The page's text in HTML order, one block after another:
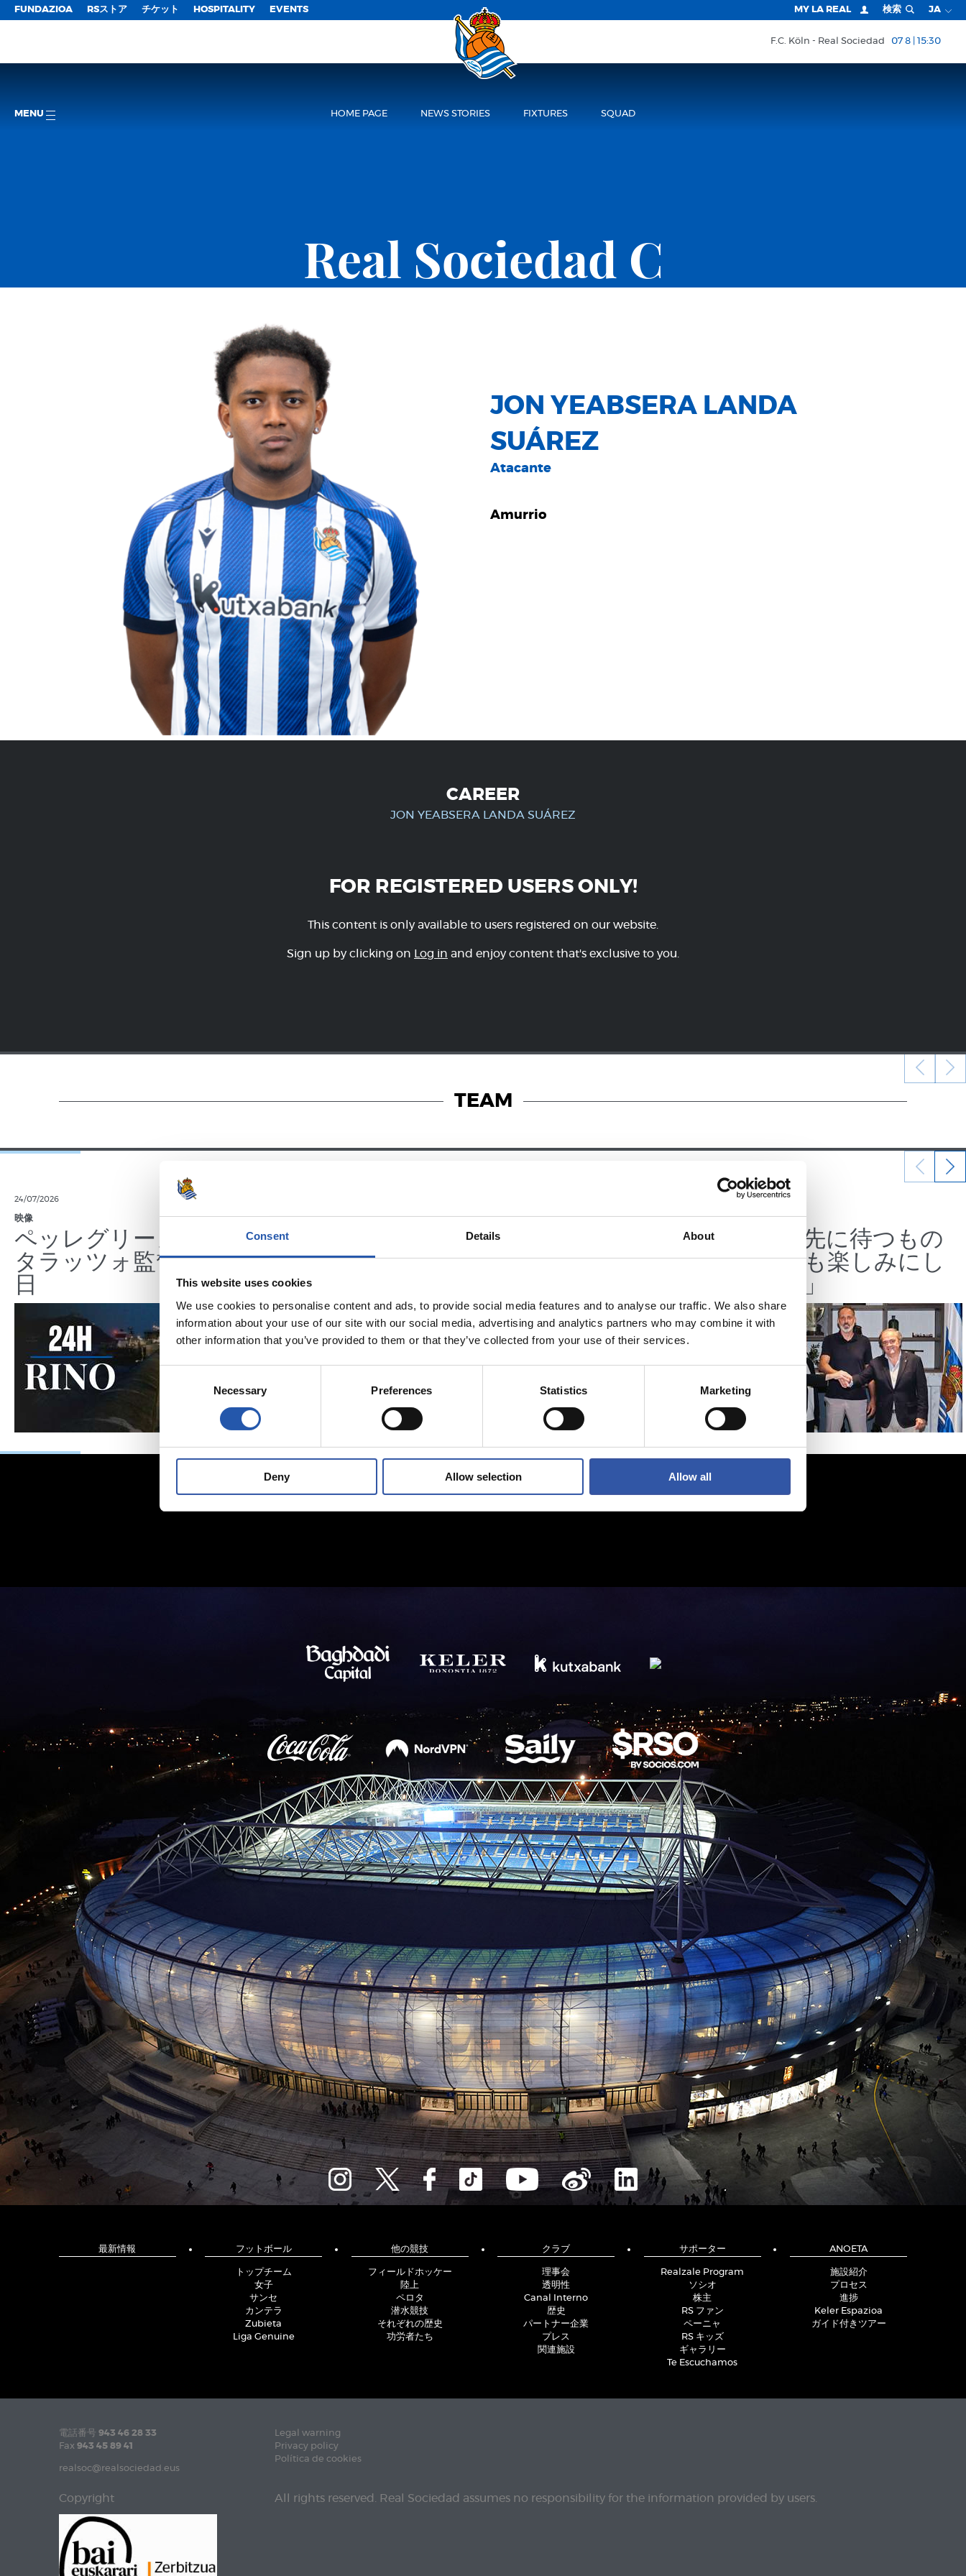
Consent Details About
This website uses cookies
We use cookies to personalise content and ads, to provide social media features and to analyse our traffic. We also share
information about your use of our site with our social media, advertising and analytics partners who may combine it with
other information that you’ve provided to them or that they’ve collected from your use of their services.
Necessary Preferences Statistics Marketing
Deny Allow selection Allow all
FUNDAZIOA RSストア チケット HOSPITALITY EVENTS MY LA REAL 検索 JA
F.C. Köln Real Sociedad 07 8 | 15:30
MENU HOME PAGE NEWS STORIES FIXTURES SQUAD
Real Sociedad C
JON YEABSERA LANDA
SUÁREZ
Atacante
Amurrio
CAREER
JON YEABSERA LANDA SUÁREZ
FOR REGISTERED USERS ONLY!
This content is only available to users registered on our website.
Sign up by clicking on Log in and enjoy content that's exclusive to you.
TEAM
24/07/2026
映像
ペッレグリーノ・マ
タラッツォ監督の一
日
公式発表
ジョン・マルティ
ン、2032年まで契約
延長
オンラインストア
新たな戦闘服、そこ
に宿るエネルギー
07/07/2026
公式発表
「この先に待つもの
をとても楽しみにし
ている」
最新情報 フットボール
トップチーム
女子
サンセ
カンテラ
Zubieta
Liga Genuine
他の競技
フィールドホッケー
陸上
ペロタ
潜水競技
それぞれの歴史
功労者たち
クラブ
理事会
透明性
Canal Interno
歴史
パートナー企業
プレス
関連施設
サポーター
Realzale Program
ソシオ
株主
RS ファン
ペーニャ
RS キッズ
ギャラリー
Te Escuchamos
ANOETA
施設紹介
プロセス
進捗
Keler Espazioa
ガイド付きツアー
電話番号 943 46 28 33
Fax 943 45 89 41
realsoc@realsociedad.eus
Legal warning
Privacy policy
Política de cookies
Copyright All rights reserved. Real Sociedad assumes no responsibility for the information provided by users.